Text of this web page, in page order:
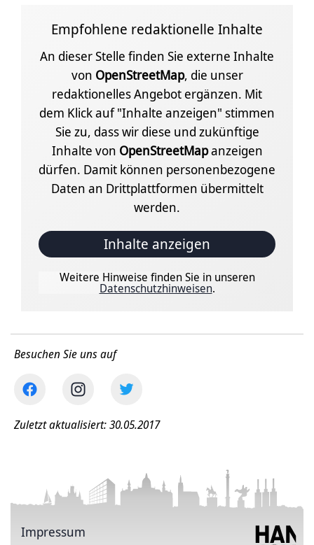
Empfohlene redaktionelle Inhalte
An dieser Stelle finden Sie externe Inhalte
von OpenStreetMap, die unser
redaktionelles Angebot ergänzen. Mit
dem Klick auf "Inhalte anzeigen" stimmen
Sie zu, dass wir diese und zukünftige
Inhalte von OpenStreetMapanzeigen
dürfen. Damit können personenbezogene
Daten an Drittplattformen übermittelt
werden.
Inhalte anzeigen
Weitere Hinweise finden Sie in unseren
Datenschutzhinweisen.
Besuchen Sie uns auf
Zuletzt aktualisiert: 30.05.2017
Impressum